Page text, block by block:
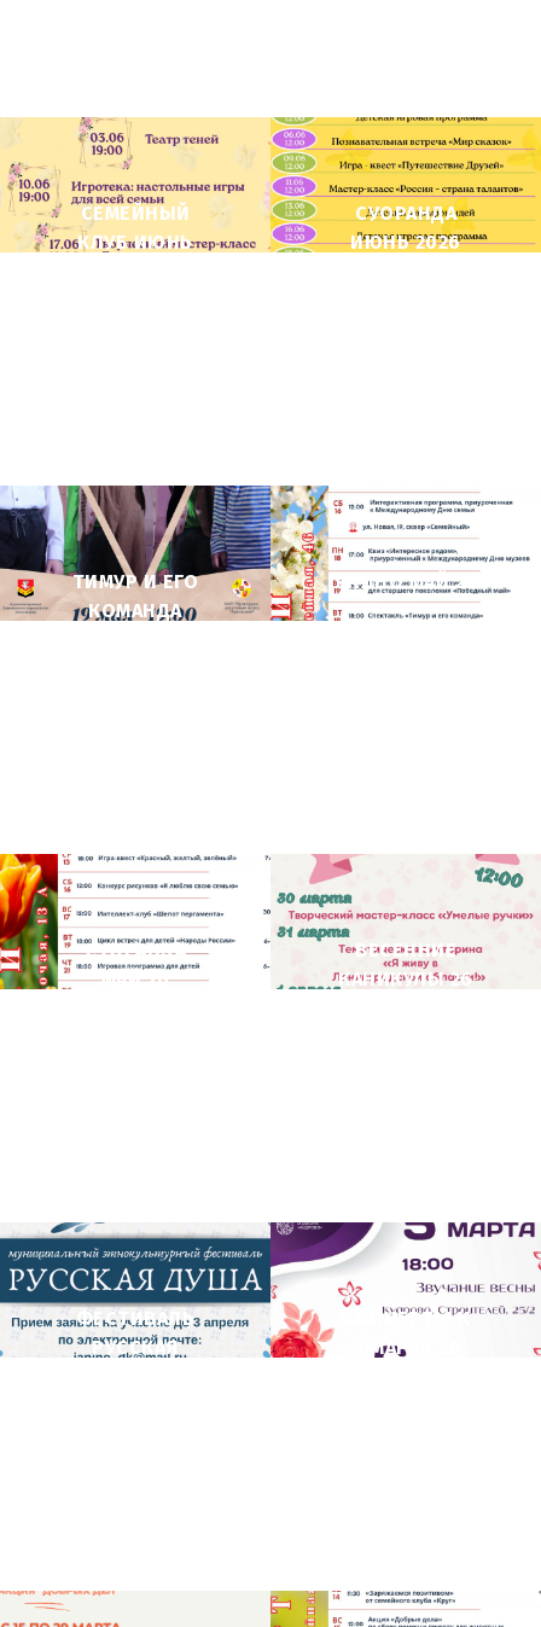
СЕМЕЙНЫЙ
КЛУБ ИЮНЬ
СУОРАНДА
ИЮНЬ 2026
ТИМУР И ЕГО
КОМАНДА
ЯНИНО МАЙ 26
СУОРАНДА
МАЙ 26
ВЕСЕННИЕ
КАНИКУЛЫ 26
ФЕСТИВАЛЬ
РУССКАЯ
КОНЦЕРТЫ К
8 МАРТА 26